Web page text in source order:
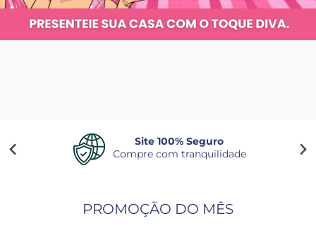
Compre pelo cartão
Facilidade em suas compras
PROMOÇÃO DO MÊS